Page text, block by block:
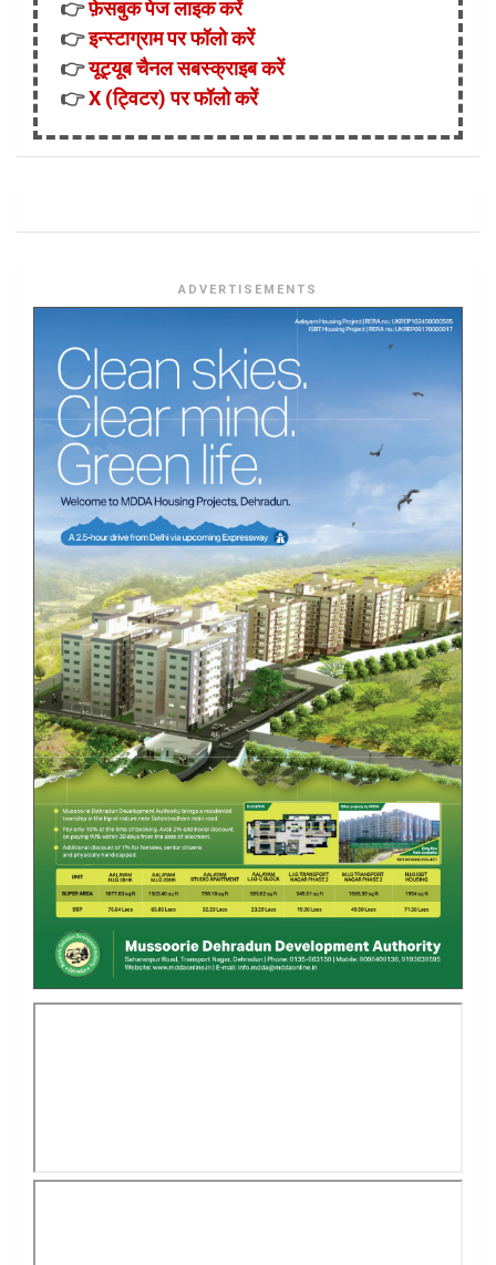
👉फ़ेसबुक पेज लाइक करें
👉इन्स्टाग्राम पर फॉलो करें
👉यूट्यूब चैनल सबस्क्राइब करें
👉X (ट्विटर) पर फॉलो करें
ADVERTISEMENTS